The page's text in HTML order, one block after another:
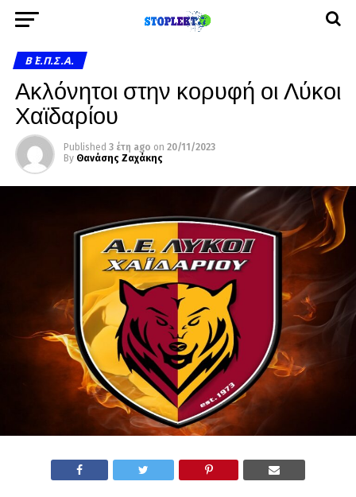
Β΄ Ε.Π.Σ.Α.
Ακλόνητοι στην κορυφή οι Λύκοι
Χαϊδαρίου
Published 3 έτη ago on 20/11/2023
By Θανάσης Ζαχάκης